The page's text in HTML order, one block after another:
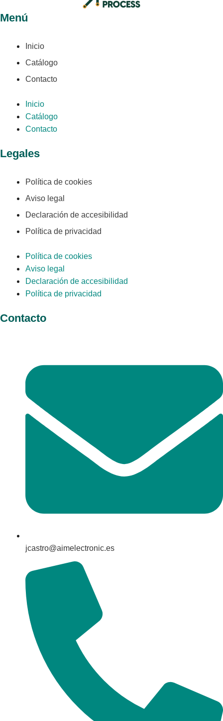
Menú
Inicio
Catálogo
Contacto
Inicio
Catálogo
Contacto
Legales
Política de cookies
Aviso legal
Declaración de accesibilidad
Política de privacidad
Política de cookies
Aviso legal
Declaración de accesibilidad
Política de privacidad
Contacto
jcastro@aimelectronic.es